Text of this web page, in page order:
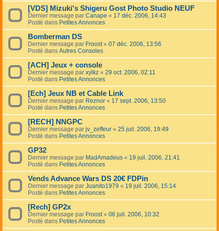
[VDS] Mizuki's Shigeru Gost Photo Studio NEUF
Dernier message par Canape « 17 déc. 2006, 14:43
Posté dans Petites Annonces
Bomberman DS
Dernier message par Froost« 07 déc. 2006, 13:56
Posté dans Autres Consoles
[ACH] Jeux + console
Dernier message par xylkz « 29 oct. 2006, 02:11
Posté dans Petites Annonces
[Ech] Jeux NB et Cable Link
Dernier message par Reznor « 17 sept. 2006, 13:50
Posté dans Petites Annonces
[RECH] NNGPC
Dernier message par jv_zeffeur « 25 juil. 2006, 19:49
Posté dans Petites Annonces
GP32
Dernier message par MadAmadeus « 19 juil. 2006, 21:41
Posté dans Petites Annonces
Vends Advance Wars DS 20€ FDPin
Dernier message par Juanito1979 « 19 juil. 2006, 15:14
Posté dans Petites Annonces
[Rech] GP2x
Dernier message par Froost« 06 juil. 2006, 10:32
Posté dans Petites Annonces